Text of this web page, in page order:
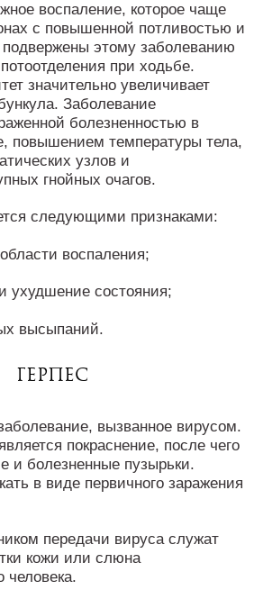
воспаление, которое чаще
с повышенной потливостью и
подвержены этому заболеванию
при ходьбе.
значительно увеличивает
Заболевание
болезненностью в
повышением температуры тела,
узлов и
гнойных очагов.
следующими признаками:
воспаления;
ухудшение состояния;
высыпаний.
Герпес
вызванное вирусом.
покраснение, после чего
и болезненные пузырьки.
в виде первичного заражения
передачи вируса служат
кожи или слюна
человека.